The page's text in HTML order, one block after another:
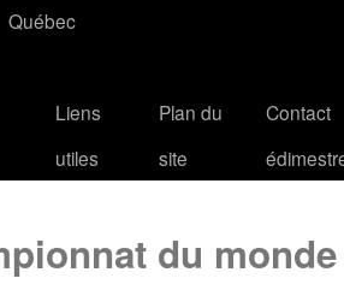
Québec
Liens
utiles
Plan du
site
Contact
du